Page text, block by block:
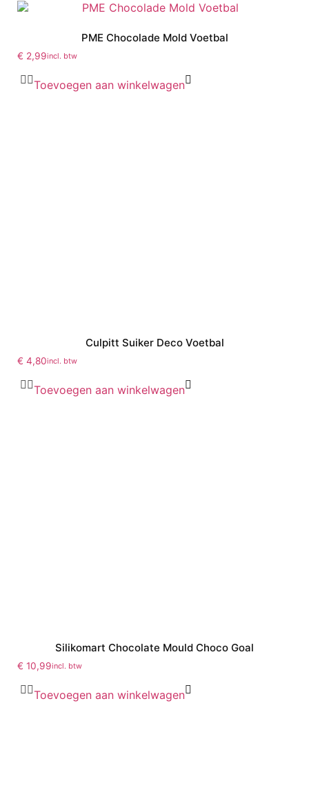
PME Chocolade Mold Voetbal
€ 2,99incl. btw
Toevoegen aan winkelwagen
Culpitt Suiker Deco Voetbal
€ 4,80incl. btw
Toevoegen aan winkelwagen
Silikomart Chocolate Mould Choco Goal
€ 10,99incl. btw
Toevoegen aan winkelwagen